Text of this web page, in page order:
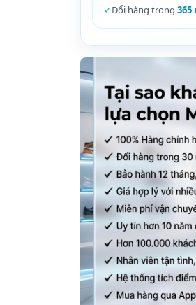
✓Đổi hàng trong 365